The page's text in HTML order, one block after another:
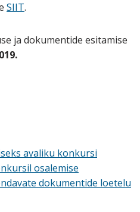
SIIT.
ja dokumentide esitamise
avaliku konkursi
osalemise
dokumentide loetelu